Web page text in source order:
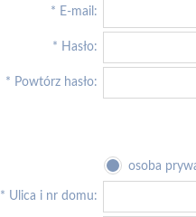
* E-mail:
* Hasło:
* Powtórz hasło:
osoba
* Ulica i nr domu: